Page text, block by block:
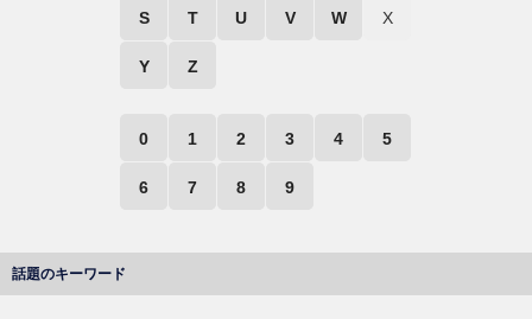
S T U V W X
Y Z
0 1 2 3 4 5
6 7 8 9
話題のキーワード